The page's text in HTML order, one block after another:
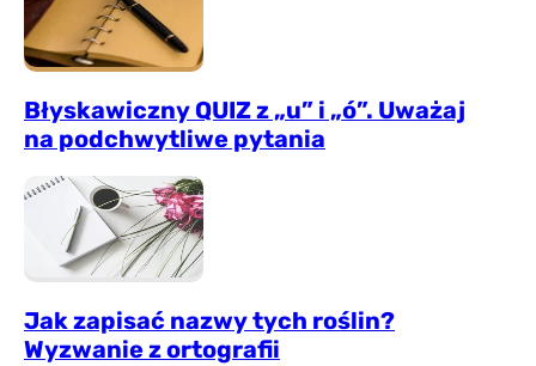
Błyskawiczny QUIZ z „u” i „ó”. Uważaj
na podchwytliwe pytania
Jak zapisać nazwy tych roślin?
Wyzwanie z ortografii